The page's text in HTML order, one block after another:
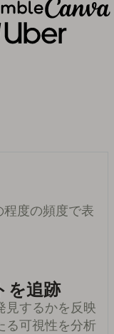
度の頻度で表
を追跡
見するかを反映
る可視性を分析